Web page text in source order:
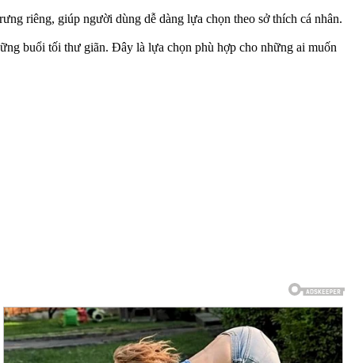
riêng, giúp người dùng dễ dàng lựa chọn theo sở thích cá nhân.
buổi tối thư giãn. Đây là lựa chọn phù hợp cho những ai muốn